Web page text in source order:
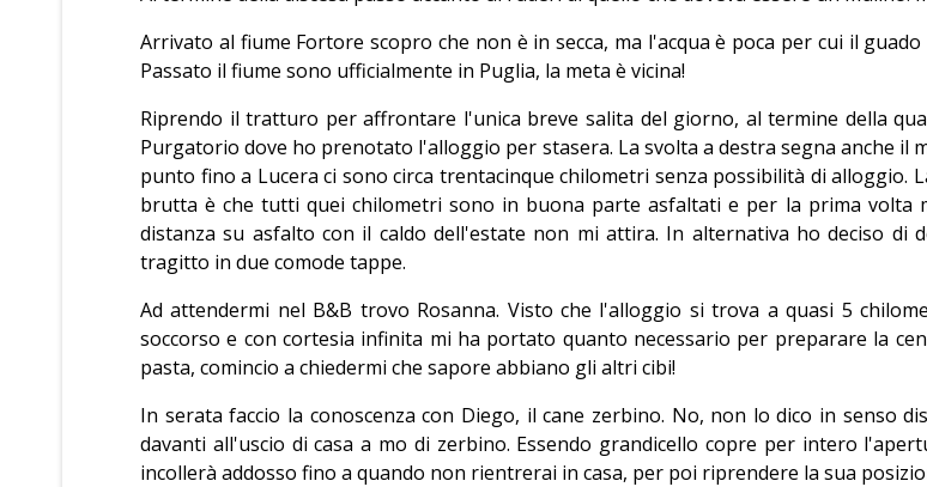
Arrivato al fiume Fortore scopro che non è in secca, ma l'acqua è poca per cui il
Passato il fiume sono ufficialmente in Puglia, la meta è vicina!
Riprendo il tratturo per affrontare l'unica breve salita del giorno, al termine della
Purgatorio dove ho prenotato l'alloggio per stasera. La svolta a destra segna anche
punto fino a Lucera ci sono circa trentacinque chilometri senza possibilità di alloggio.
brutta è che tutti quei chilometri sono in buona parte asfaltati e per la prima volta
distanza su asfalto con il caldo dell'estate non mi attira. In alternativa ho deciso di
tragitto in due comode tappe.
Ad attendermi nel B&B trovo Rosanna. Visto che l'alloggio si trova a quasi 5
soccorso e con cortesia infinita mi ha portato quanto necessario per preparare la
pasta, comincio a chiedermi che sapore abbiano gli altri cibi!
In serata faccio la conoscenza con Diego, il cane zerbino. No, non lo dico in senso
davanti all'uscio di casa a mo di zerbino. Essendo grandicello copre per intero
incollerà addosso fino a quando non rientrerai in casa, per poi riprendere la sua